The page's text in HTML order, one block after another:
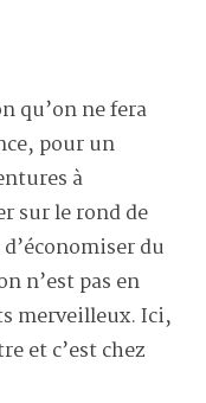
qu’on ne fera
pour un
à
sur le rond de
du
n’est pas en
merveilleux. Ici,
et c’est chez